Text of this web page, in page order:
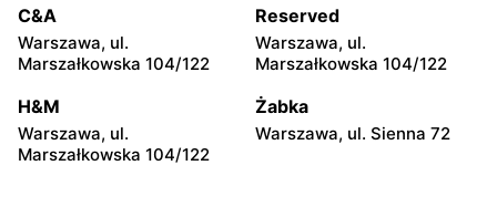
25
Ostrobramska 75C
EMPiK
Tadeusza Pełczyńskiego 14
EMPiK
EMPiK EMPiK
C&A
Warszawa, ul.
Marszałkowska 104/122
Reserved
Warszawa, ul.
Marszałkowska 104/122
H&M
Warszawa, ul.
Marszałkowska 104/122
Żabka
Warszawa, ul. Sienna 72